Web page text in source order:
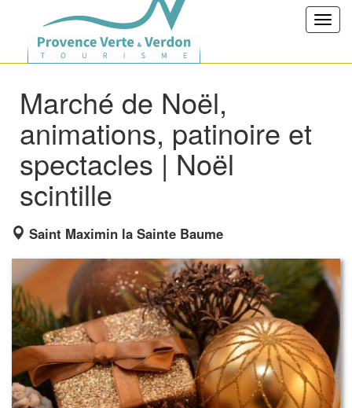
Marché de Noël,
animations, patinoire et
spectacles | Noël
scintille
Saint Maximin la Sainte Baume